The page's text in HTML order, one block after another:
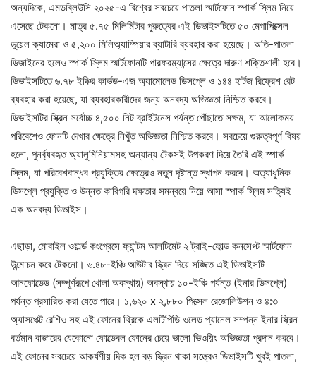
অন্যদিকে, এমডব্লিউসি ২০২৫-এ বিশ্বের সবচেয়ে পাতলা স্মার্টফোন স্পার্ক স্লিম নিয়ে
এসেছে টেকনো। মাত্র ৫.৭৫ মিলিমিটার পুরুত্বের এই ডিভাইসটিতে ৫০ মেগাপিক্সেল
ডুয়েল ক্যামেরা ও ৫,২০০ মিলিঅ্যাম্পিয়ার ব্যাটারি ব্যবহার করা হয়েছে। অতি-পাতলা
ডিজাইনের হলেও স্পার্ক স্লিম স্মার্টফোনটি পারফরম্যান্সের ক্ষেত্রে দারুণ শক্তিশালী হবে।
ডিভাইসটিতে ৬.৭৮ ইঞ্চির কার্ভড-এজ অ্যামোলেড ডিসপ্লে ও ১৪৪ হার্টজ রিফ্রেশ রেট
ব্যবহার করা হয়েছে, যা ব্যবহারকারীদের জন্য অনবদ্য অভিজ্ঞতা নিশ্চিত করবে।
ডিভাইসটির স্ক্রিন সর্বোচ্চ ৪,৫০০ নিট ব্রাইটনেস পর্যন্ত পৌঁছাতে সক্ষম, যা আলোকময়
পরিবেশেও ফোনটি দেখার ক্ষেত্রে নিখুঁত অভিজ্ঞতা নিশ্চিত করবে। সবচেয়ে গুরুত্বপূর্ণ বিষয়
হলো, পুনর্ব্যবহৃত অ্যালুমিনিয়ামসহ অন্যান্য টেকসই উপকরণ দিয়ে তৈরি এই স্পার্ক
স্লিম, যা পরিবেশবান্ধব প্রযুক্তির ক্ষেত্রেও নতুন দৃষ্টান্ত স্থাপন করবে। অত্যাধুনিক
ডিসপ্লে প্রযুক্তি ও উন্নত কারিগরি দক্ষতার সমন্বয়ে নিয়ে আসা স্পার্ক স্লিম সত্যিই
এক অনবদ্য ডিভাইস।
এছাড়া, মোবাইল ওয়ার্ল্ড কংগ্রেসে ফ্যান্টম আলটিমেট ২ ট্রাই-ফোল্ড কনসেপ্ট স্মার্টফোন
উন্মোচন করে টেকনো। ৬.৪৮-ইঞ্চি আউটার স্ক্রিন দিয়ে সজ্জিত এই ডিভাইসটি
আনফোল্ডেড (সম্পূর্ণরূপে খোলা অবস্থায়) অবস্থায় ১০-ইঞ্চি পর্যন্ত (ইনার ডিসপ্লে)
পর্যন্ত প্রসারিত করা যেতে পারে। ১,৬২০ x ২,৮৮০ পিক্সেল রেজোলিউশন ও ৪:৩
অ্যাসপেক্ট রেশিও সহ এই ফোনের থ্রিকে এলটিপিডি ওলেড প্যানেল সম্পন্ন ইনার স্ক্রিন
বর্তমান বাজারের যেকোনো ফোল্ডেবল ফোনের চেয়ে ভালো ভিওয়িং অভিজ্ঞতা প্রদান করবে।
এই ফোনের সবচেয়ে আকর্ষণীয় দিক হল বড় স্ক্রিন থাকা সত্ত্বেও ডিভাইসটি খুবই পাতলা,